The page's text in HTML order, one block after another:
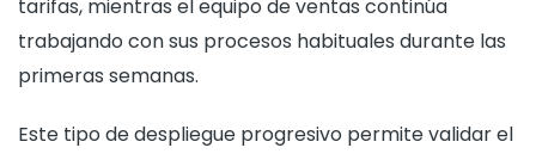
tarifas, mientras el equipo de ventas continúa
trabajando con sus procesos habituales durante las
primeras semanas.
Este tipo de despliegue progresivo permite validar el